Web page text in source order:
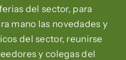
del sector, para
mano las novedades y
del sector, reunirse
y colegas del